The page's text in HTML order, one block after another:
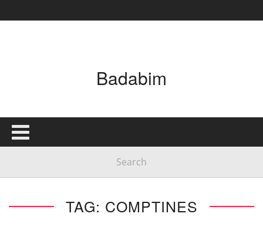
Badabim
TAG: COMPTINES